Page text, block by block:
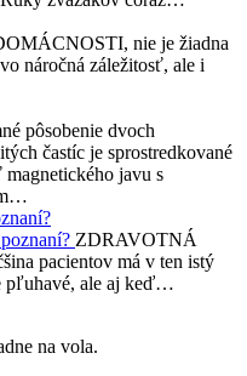
nie je žiadna
náročná záležitosť, ale i
pôsobenie dvoch
častíc je sprostredkované
javu s
ZDRAVOTNÁ
pacientov má v ten istý
pľuhavé, ale aj keď…
na vola.